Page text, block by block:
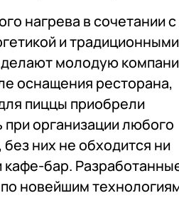
нагрева в сочетании с
и традиционными
делают молодую
оснащения ресторана,
пиццы приобрели
организации любого
них не обходится ни
кафе-бар.
новейшим